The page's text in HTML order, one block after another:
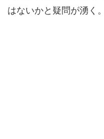
はないかと疑問が湧く。